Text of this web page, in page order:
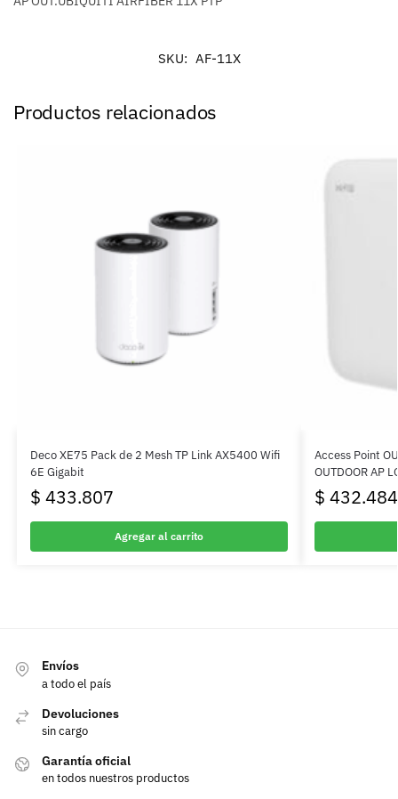
SKU: AF-11X
Productos relacionados
Deco XE75 Pack de 2 Mesh TP Link AX5400 Wifi
6E Gigabit
$ 433.807
Agregar al carrito
Access Point
OUTDOOR AP
$ 432.484
Envíos
a todo el país
Devoluciones
sin cargo
Garantía oficial
en todos nuestros productos